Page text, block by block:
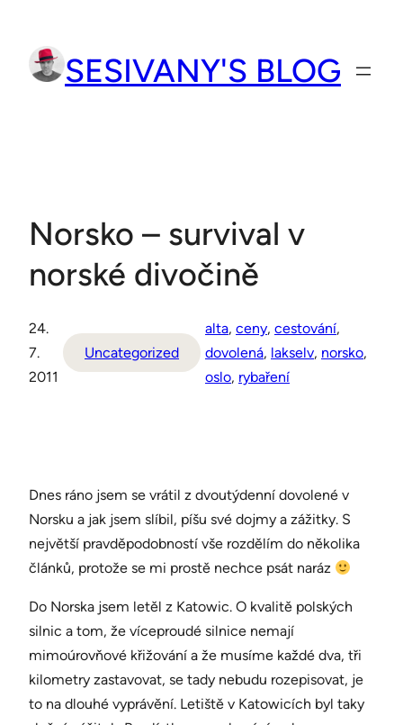
obsah
SESIVANY'S BLOG
Norsko – survival v
norské divočině
24.
7.
2011
Uncategorized
alta, ceny, cestování,
dovolená, lakselv, norsko,
oslo, rybaření
Dnes ráno jsem se vrátil z dvoutýdenní dovolené v
Norsku a jak jsem slíbil, píšu své dojmy a zážitky. S
největší pravděpodobností vše rozdělím do několika
článků, protože se mi prostě nechce psát naráz
Do Norska jsem letěl z Katowic. O kvalitě polských
silnic a tom, že víceproudé silnice nemají
mimoúrovňové křižování a že musíme každé dva, tři
kilometry zastavovat, se tady nebudu rozepisovat, je
to na dlouhé vyprávění. Letiště v Katowicích byl taky